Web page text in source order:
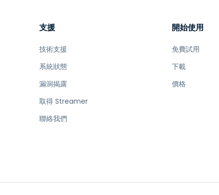
支援
技術支援
系統狀態
漏洞揭露
取得 Streamer
聯絡我們
開始使用
免費試用
下載
價格